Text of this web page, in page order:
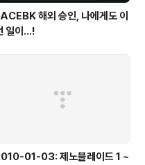
해외 승인, 나에게도 이
일이...!
01-03: 제노블레이드 1 ~